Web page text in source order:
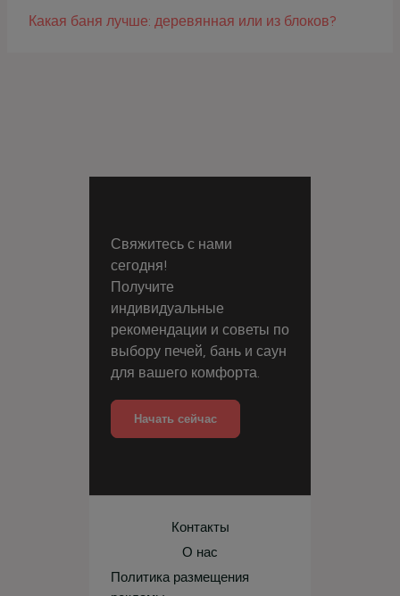
Какая баня лучше: деревянная или из блоков?
Свяжитесь с нами
сегодня!
Получите
индивидуальные
рекомендации и советы по
выбору печей, бань и саун
для вашего комфорта.
Начать сейчас
Контакты
О нас
Политика размещения